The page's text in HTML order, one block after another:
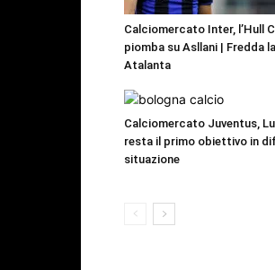
Calciomercato Inter, l’Hull
piomba su Asllani | Fredda
Atalanta
Calciomercato Juventus,
resta il primo obiettivo in
situazione